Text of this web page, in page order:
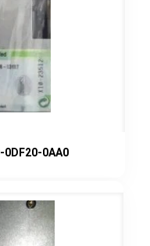
0DF20-0AA0